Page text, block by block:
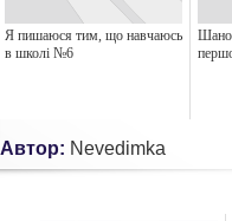
Я пишаюся тим, що навчаюсь
в школі №6
Автор: Nevedimka